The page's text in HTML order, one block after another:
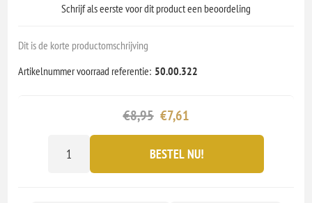
Schrijf als eerste voor dit product een beoordeling
Dit is de korte productomschrijving
Artikelnummer voorraad referentie: 50.00.322
€8,95 €7,61
BESTEL NU!